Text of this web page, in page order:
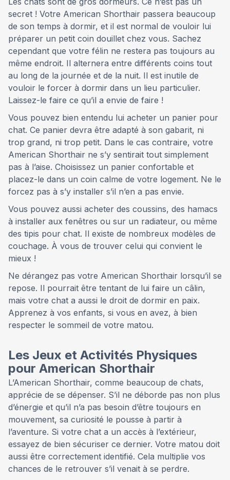
secret ! Votre American Shorthair passera beaucoup
de son temps à dormir, et il est normal de vouloir lui
préparer un petit coin douillet chez vous. Sachez
cependant que votre félin ne restera pas toujours au
même endroit. Il alternera entre différents coins tout
au long de la journée et de la nuit. Il est inutile de
vouloir le forcer à dormir dans un lieu particulier.
Laissez-le faire ce qu’il a envie de faire !
Vous pouvez bien entendu lui acheter un panier pour
chat. Ce panier devra être adapté à son gabarit, ni
trop grand, ni trop petit. Dans le cas contraire, votre
American Shorthair ne s’y sentirait tout simplement
pas à l’aise. Choisissez un panier confortable et
placez-le dans un coin calme de votre logement. Ne le
forcez pas à s’y installer s’il n’en a pas envie.
Vous pouvez aussi acheter des coussins, des hamacs
à installer aux fenêtres ou sur un radiateur, ou même
des tipis pour chat. Il existe de nombreux modèles de
couchage. À vous de trouver celui qui convient le
mieux !
Ne dérangez pas votre American Shorthair lorsqu’il se
repose. Il pourrait être tentant de lui faire un câlin,
mais votre chat a aussi le droit de dormir en paix.
Apprenez à vos enfants, si vous en avez, à bien
respecter le sommeil de votre matou.
Les Jeux et Activités Physiques
pour American Shorthair
L’American Shorthair, comme beaucoup de chats,
apprécie de se dépenser. S’il ne déborde pas non plus
d’énergie et qu’il n’a pas besoin d’être toujours en
mouvement, sa curiosité le pousse à partir à
l’aventure. Si votre chat a un accès à l’extérieur,
essayez de bien sécuriser ce dernier. Votre matou doit
aussi être correctement identifié. Cela multiplie vos
chances de le retrouver s’il venait à se perdre.